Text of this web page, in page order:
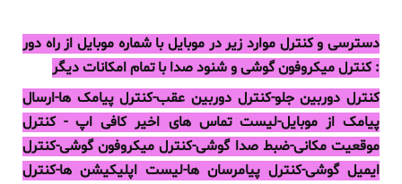
دسترسی و کنترل موارد زیر در موبایل با شماره موبایل از راه دور
: کنترل میکروفون گوشی و شنود صدا با تمام امکانات دیگر
کنترل دوربین جلو-کنترل دوربین عقب-کنترل پیامک ها-ارسال
پیامک از موبایل-لیست تماس های اخیر کافی اپ - ​کنترل
موقعیت مکانی-ضبط صدا گوشی-کنترل میکروفون گوشی-کنترل
ایمیل گوشی-کنترل پیامرسان ها-لیست اپلیکیشن ها-کنترل